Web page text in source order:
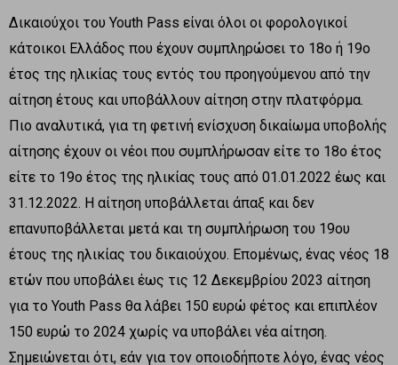
Δικαιούχοι του Youth Pass είναι όλοι οι φορολογικοί
κάτοικοι Ελλάδος που έχουν συμπληρώσει το 18ο ή 19ο
έτος της ηλικίας τους εντός του προηγούμενου από την
αίτηση έτους και υποβάλλουν αίτηση στην πλατφόρμα.
Πιο αναλυτικά, για τη φετινή ενίσχυση δικαίωμα υποβολής
αίτησης έχουν οι νέοι που συμπλήρωσαν είτε το 18ο έτος
είτε το 19ο έτος της ηλικίας τους από 01.01.2022 έως και
31.12.2022. Η αίτηση υποβάλλεται άπαξ και δεν
επανυποβάλλεται μετά και τη συμπλήρωση του 19ου
έτους της ηλικίας του δικαιούχου. Επομένως, ένας νέος 18
ετών που υποβάλει έως τις 12 Δεκεμβρίου 2023 αίτηση
για το Youth Pass θα λάβει 150 ευρώ φέτος και επιπλέον
150 ευρώ το 2024 χωρίς να υποβάλει νέα αίτηση.
Σημειώνεται ότι, εάν για τον οποιοδήποτε λόγο, ένας νέος